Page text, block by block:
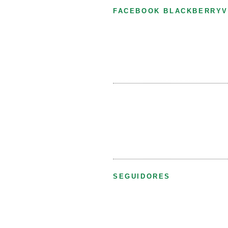
FACEBOOK
SEGUIDORES